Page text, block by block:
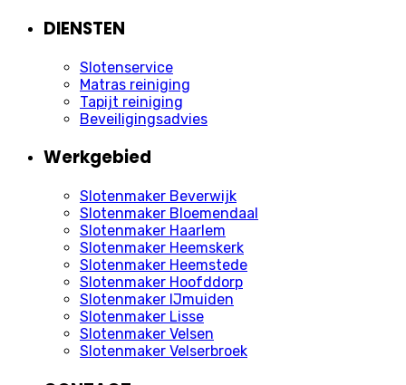
DIENSTEN
Slotenservice
Matras reiniging
Tapijt reiniging
Beveiligingsadvies
Werkgebied
Slotenmaker Beverwijk
Slotenmaker Bloemendaal
Slotenmaker Haarlem
Slotenmaker Heemskerk
Slotenmaker Heemstede
Slotenmaker Hoofddorp
Slotenmaker IJmuiden
Slotenmaker Lisse
Slotenmaker Velsen
Slotenmaker Velserbroek